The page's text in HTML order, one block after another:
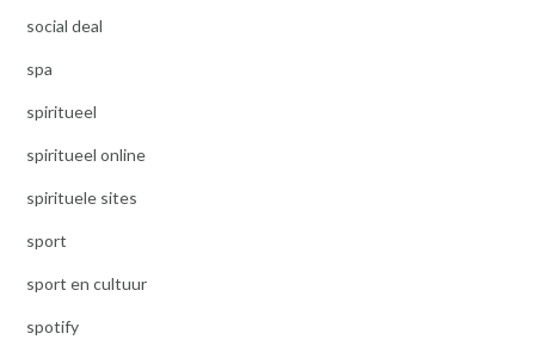
social deal
spa
spiritueel
spiritueel online
spirituele sites
sport
sport en cultuur
spotify